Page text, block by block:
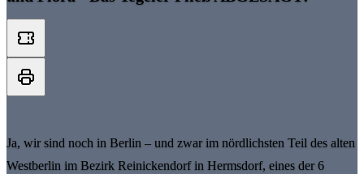
Ja, wir sind noch in Berlin – und zwar im nördlichsten Teil des alten
Westberlin im Bezirk Reinickendorf in Hermsdorf, eines der 6